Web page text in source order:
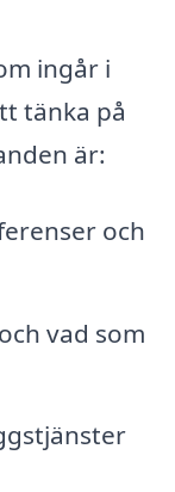
ingår i
tänka på
är:
och
vad som